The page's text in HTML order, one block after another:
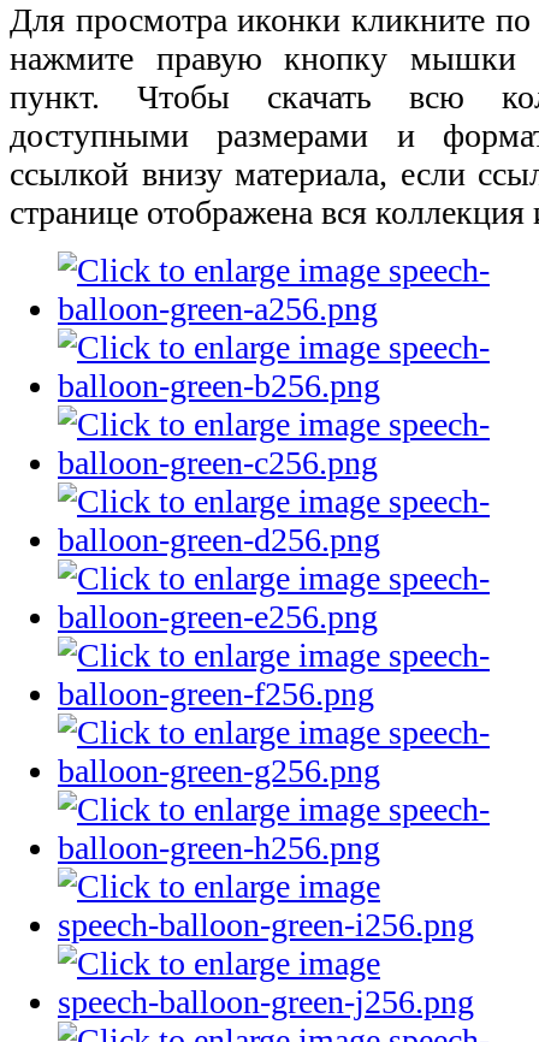
Для просмотра иконки кликните по
нажмите правую кнопку мышки
пункт. Чтобы скачать всю
доступными размерами и
ссылкой внизу материала, если
странице отображена вся коллекция